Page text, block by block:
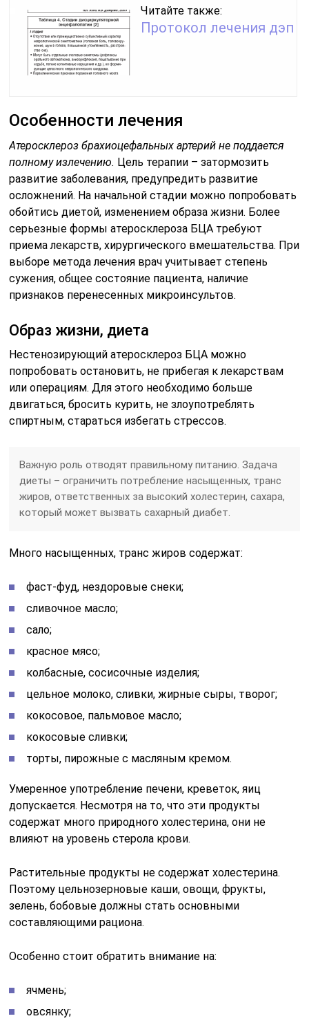
Читайте также:
Протокол лечения дэп
Особенности лечения
Атеросклероз брахиоцефальных артерий не поддается
полному излечению. Цель терапии – затормозить
развитие заболевания, предупредить развитие
осложнений. На начальной стадии можно попробовать
обойтись диетой, изменением образа жизни. Более
серьезные формы атеросклероза БЦА требуют
приема лекарств, хирургического вмешательства. При
выборе метода лечения врач учитывает степень
сужения, общее состояние пациента, наличие
признаков перенесенных микроинсультов.
Образ жизни, диета
Нестенозирующий атеросклероз БЦА можно
попробовать остановить, не прибегая к лекарствам
или операциям. Для этого необходимо больше
двигаться, бросить курить, не злоупотреблять
спиртным, стараться избегать стрессов.
Важную роль отводят правильному питанию. Задача
диеты – ограничить потребление насыщенных, транс
жиров, ответственных за высокий холестерин, сахара,
который может вызвать сахарный диабет.
Много насыщенных, транс жиров содержат:
фаст-фуд, нездоровые снеки;
сливочное масло;
сало;
красное мясо;
колбасные, сосисочные изделия;
цельное молоко, сливки, жирные сыры, творог;
кокосовое, пальмовое масло;
кокосовые сливки;
торты, пирожные с масляным кремом.
Умеренное употребление печени, креветок, яиц
допускается. Несмотря на то, что эти продукты
содержат много природного холестерина, они не
влияют на уровень стерола крови.
Растительные продукты не содержат холестерина.
Поэтому цельнозерновые каши, овощи, фрукты,
зелень, бобовые должны стать основными
составляющими рациона.
Особенно стоит обратить внимание на:
ячмень;
овсянку;